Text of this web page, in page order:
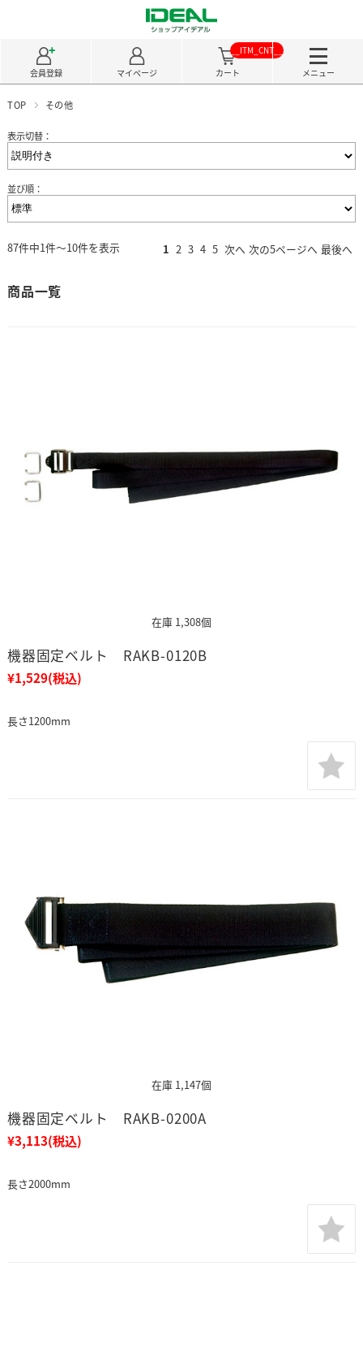
会員登録 マイページ カート
__ITM_CNT__
メニュー
TOP その他
表示切替：
並び順：
87件中1件～10件を表示 1 2 3 4 5 次へ 次の5ページへ 最後へ
商品一覧
在庫 1,308個
機器固定ベルト RAKB-0120B
¥1,529(税込)
長さ1200mm
在庫 1,147個
機器固定ベルト RAKB-0200A
¥3,113(税込)
長さ2000mm